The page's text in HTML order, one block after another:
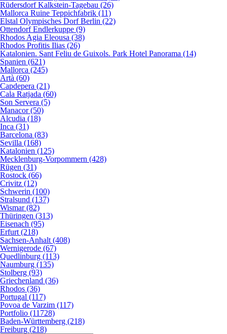
Rüdersdorf Kalkstein-Tagebau (26)
Mallorca Ruine Teppichfabrik (11)
Elstal Olympisches Dorf Berlin (22)
Ottendorf Endlerkuppe (9)
Rhodos Agia Eleousa (38)
Rhodos Profitis Ilias (26)
Katalonien. Sant Feliu de Guixols. Park Hotel Panorama (14)
Spanien (621)
Mallorca (245)
Artà (60)
Capdepera (21)
Cala Ratjada (60)
Son Servera (5)
Manacor (50)
Alcudia (18)
Inca (31)
Barcelona (83)
Sevilla (168)
Katalonien (125)
Mecklenburg-Vorpommern (428)
Rügen (31)
Rostock (66)
Crivitz (12)
Schwerin (100)
Stralsund (137)
Wismar (82)
Thüringen (313)
Eisenach (95)
Erfurt (218)
Sachsen-Anhalt (408)
Wernigerode (67)
Quedlinburg (113)
Naumburg (135)
Stolberg (93)
Griechenland (36)
Rhodos (36)
Portugal (117)
Povoa de Varzim (117)
Portfolio (11728)
Baden-Württemberg (218)
Freiburg (218)